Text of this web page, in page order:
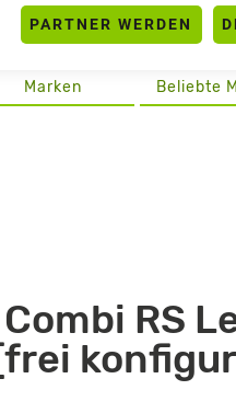
PARTNER WERDEN
Beliebte
Marken
RS